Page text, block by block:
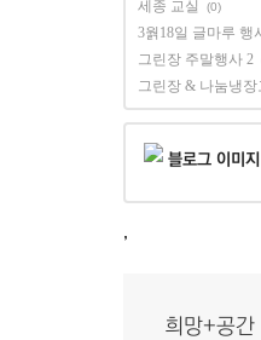
세종 교실 (0)
3웕18일 글마루 행
그린장 주말행사 2
그린장 & 나눔냉
,
희망+공